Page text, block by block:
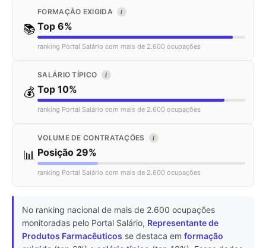
📚
FORMAÇÃO EXIGIDA I
Top 6%
ranking Portal Salário com mais de 2.600 ocupações
💰
SALÁRIO TÍPICO I
Top 10%
ranking Portal Salário com mais de 2.600 ocupações
📊
VOLUME DE CONTRATAÇÕES I
Posição 29%
ranking Portal Salário com mais de 2.600 ocupações
No ranking nacional de mais de 2.600 ocupações
monitoradas pelo Portal Salário, Representante de
Produtos Farmacêuticos se destaca em formação